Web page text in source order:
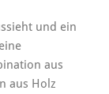
und ein
aus
aus Holz